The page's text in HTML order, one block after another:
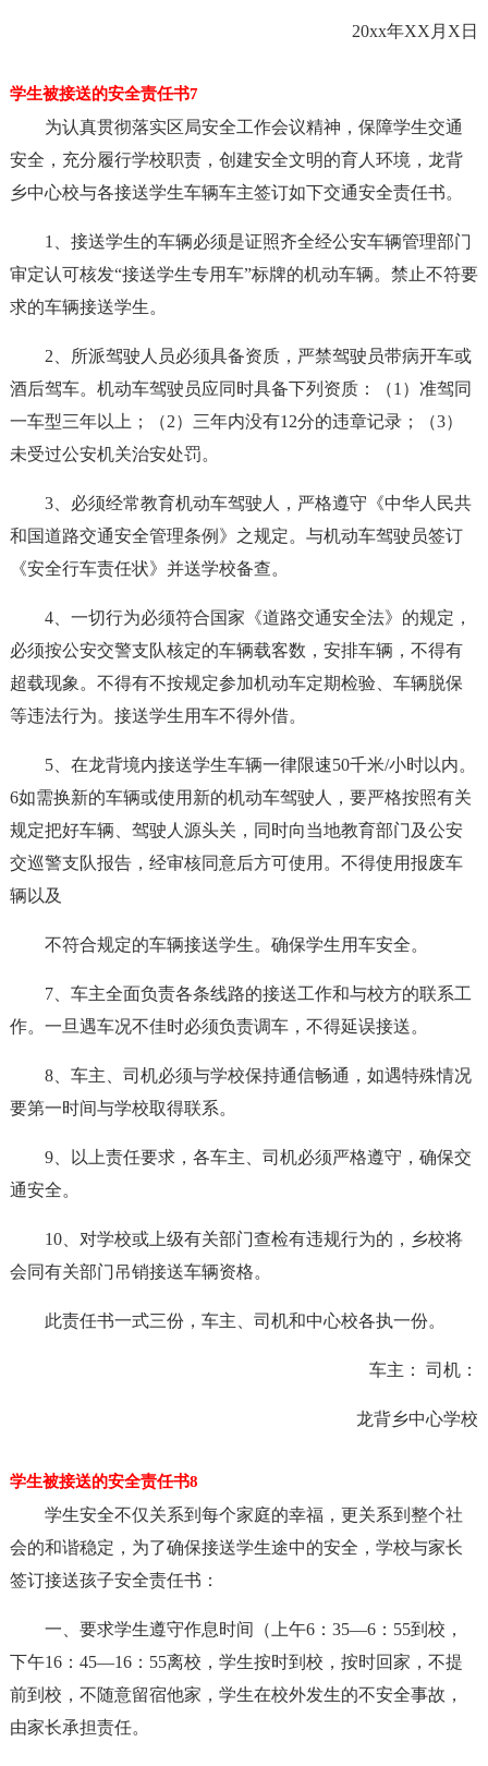
20xx年XX月X日
学生被接送的安全责任书7
为认真贯彻落实区局安全工作会议精神，保障学生交通
安全，充分履行学校职责，创建安全文明的育人环境，龙背
乡中心校与各接送学生车辆车主签订如下交通安全责任书。
1、接送学生的车辆必须是证照齐全经公安车辆管理部门
审定认可核发“接送学生专用车”标牌的机动车辆。禁止不符要
求的车辆接送学生。
2、所派驾驶人员必须具备资质，严禁驾驶员带病开车或
酒后驾车。机动车驾驶员应同时具备下列资质：（1）准驾同
一车型三年以上；（2）三年内没有12分的违章记录；（3）
未受过公安机关治安处罚。
3、必须经常教育机动车驾驶人，严格遵守《中华人民共
和国道路交通安全管理条例》之规定。与机动车驾驶员签订
《安全行车责任状》并送学校备查。
4、一切行为必须符合国家《道路交通安全法》的规定，
必须按公安交警支队核定的车辆载客数，安排车辆，不得有
超载现象。不得有不按规定参加机动车定期检验、车辆脱保
等违法行为。接送学生用车不得外借。
5、在龙背境内接送学生车辆一律限速50千米/小时以内。
6如需换新的车辆或使用新的机动车驾驶人，要严格按照有关
规定把好车辆、驾驶人源头关，同时向当地教育部门及公安
交巡警支队报告，经审核同意后方可使用。不得使用报废车
辆以及
不符合规定的车辆接送学生。确保学生用车安全。
7、车主全面负责各条线路的接送工作和与校方的联系工
作。一旦遇车况不佳时必须负责调车，不得延误接送。
8、车主、司机必须与学校保持通信畅通，如遇特殊情况
要第一时间与学校取得联系。
9、以上责任要求，各车主、司机必须严格遵守，确保交
通安全。
10、对学校或上级有关部门查检有违规行为的，乡校将
会同有关部门吊销接送车辆资格。
此责任书一式三份，车主、司机和中心校各执一份。
车主： 司机：
龙背乡中心学校
学生被接送的安全责任书8
学生安全不仅关系到每个家庭的幸福，更关系到整个社
会的和谐稳定，为了确保接送学生途中的安全，学校与家长
签订接送孩子安全责任书：
一、要求学生遵守作息时间（上午6：35—6：55到校，
下午16：45—16：55离校，学生按时到校，按时回家，不提
前到校，不随意留宿他家，学生在校外发生的不安全事故，
由家长承担责任。